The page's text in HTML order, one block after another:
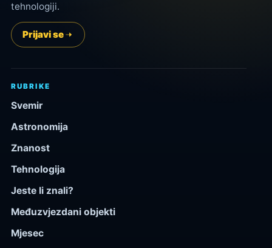
tehnologiji.
Prijavi se
RUBRIKE
Svemir
Astronomija
Znanost
Tehnologija
Jeste li znali?
Međuzvjezdani objekti
Mjesec